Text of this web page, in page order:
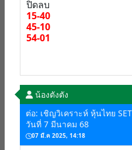
ปิดลบ
15-40
45-10
54-01
น้องตังตัง
ต่อ: เชิญวิเคราะห์ หุ้นไทย
วันที่ 7 มีนาคม 68
07 มี.ค 2025, 14:18